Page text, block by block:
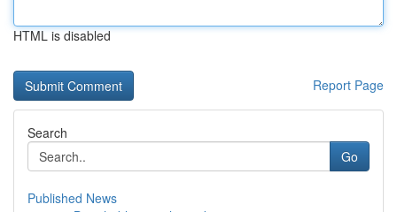
HTML is disabled
Report Page
Search
Go
Published News